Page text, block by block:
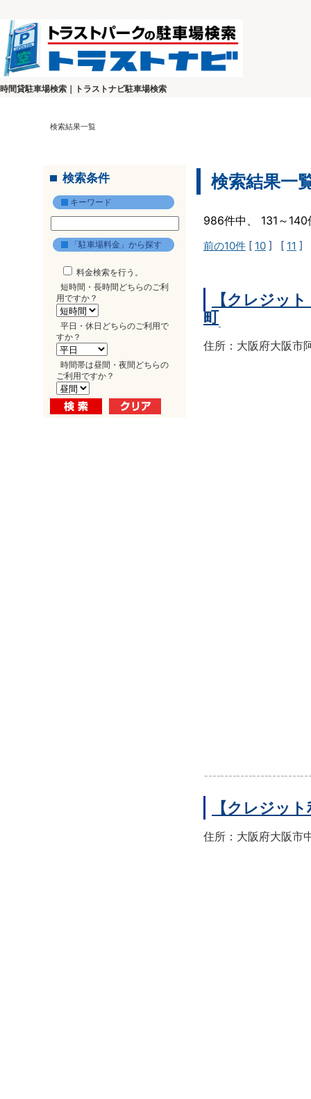
時間貸駐車場検索｜トラストナビ駐車場検索
検索結果一覧
検索条件
キーワード
「駐車場料金」から探す
料金検索を行う。
短時間・長時間どちらのご利
用ですか？
平日・休日どちらのご利用で
すか？
時間帯は昼間・夜間どちらの
ご利用ですか？
検索結果一
986件中、 131～
前の10件 [ 10 ] [ 11 ]
【クレジッ
町
住所：大阪府大阪市
【クレジッ
住所：大阪府大阪市